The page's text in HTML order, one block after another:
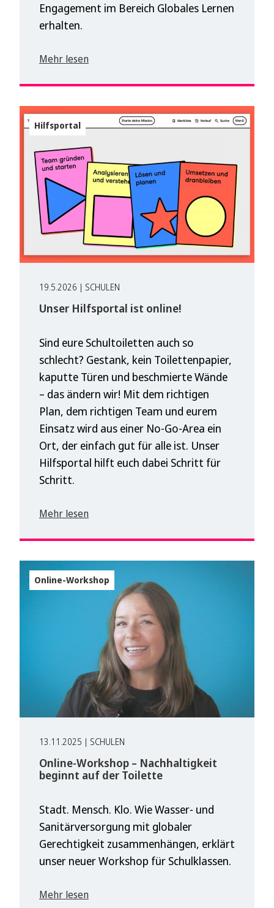
Engagement im Bereich Globales Lernen
erhalten.
Mehr lesen
Hilfsportal
19.5.2026 | SCHULEN
Unser Hilfsportal ist online!
Sind eure Schultoiletten auch so
schlecht? Gestank, kein Toilettenpapier,
kaputte Türen und beschmierte Wände
– das ändern wir! Mit dem richtigen
Plan, dem richtigen Team und eurem
Einsatz wird aus einer No-Go-Area ein
Ort, der einfach gut für alle ist. Unser
Hilfsportal hilft euch dabei Schritt für
Schritt.
Mehr lesen
Online-Workshop
13.11.2025 | SCHULEN
Online-Workshop – Nachhaltigkeit
beginnt auf der Toilette
Stadt. Mensch. Klo. Wie Wasser- und
Sanitärversorgung mit globaler
Gerechtigkeit zusammenhängen, erklärt
unser neuer Workshop für Schulklassen.
Mehr lesen